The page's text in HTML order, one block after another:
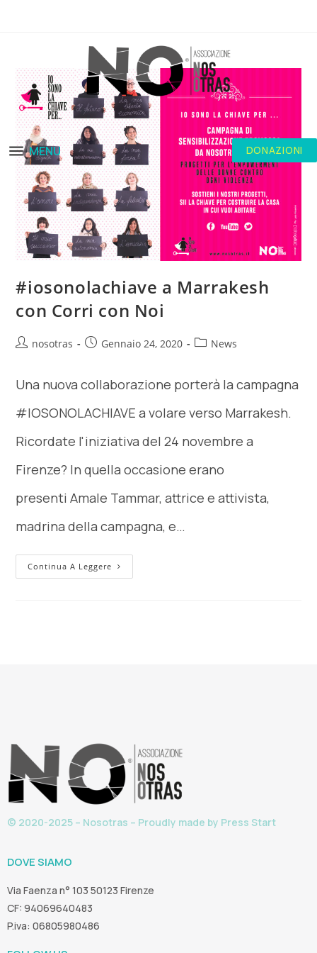
MENU DONAZIONI
#iosonolachiave a Marrakesh
con Corri con Noi
nosotras Gennaio 24, 2020 News
Una nuova collaborazione porterà la campagna
#IOSONOLACHIAVE a volare verso Marrakesh.
Ricordate l'iniziativa del 24 novembre a
Firenze? In quella occasione erano
presenti Amale Tammar, attrice e attivista,
madrina della campagna, e…
Continua A Leggere
© 2020-2025 – Nosotras – Proudly made by Press Start
DOVE SIAMO
Via Faenza n° 103 50123 Firenze
CF: 94069640483
P.iva: 06805980486